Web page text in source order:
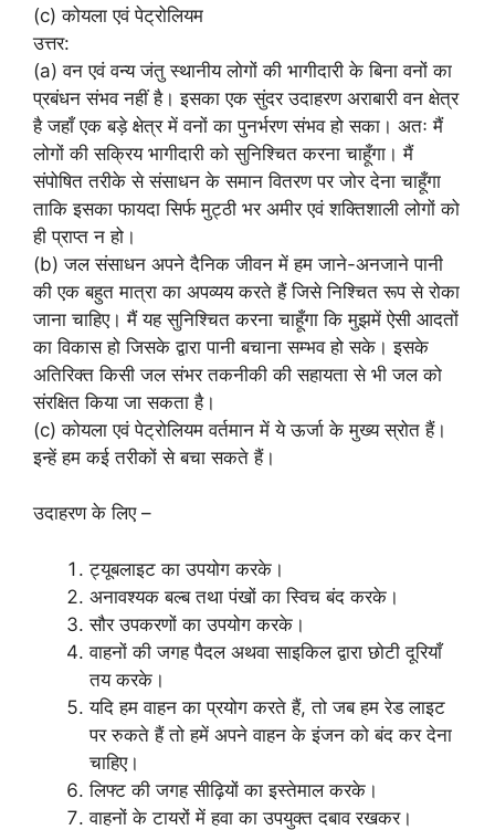
(c) कोयला एवं पेट्रोलियम
उत्तर:
(a) वन एवं वन्य जंतु स्थानीय लोगों की भागीदारी के बिना वनों का
प्रबंधन संभव नहीं है। इसका एक सुंदर उदाहरण अराबारी वन क्षेत्र
है जहाँ एक बड़े क्षेत्र में वनों का पुनर्भरण संभव हो सका। अतः मैं
लोगों की सक्रिय भागीदारी को सुनिश्चित करना चाहूँगा। मैं
संपोषित तरीके से संसाधन के समान वितरण पर जोर देना चाहूँगा
ताकि इसका फायदा सिर्फ मुट्ठी भर अमीर एवं शक्तिशाली लोगों को
ही प्राप्त न हो।
(b) जल संसाधन अपने दैनिक जीवन में हम जाने-अनजाने पानी
की एक बहुत मात्रा का अपव्यय करते हैं जिसे निश्चित रूप से रोका
जाना चाहिए। मैं यह सुनिश्चित करना चाहूँगा कि मुझमें ऐसी आदतों
का विकास हो जिसके द्वारा पानी बचाना सम्भव हो सके। इसके
अतिरिक्त किसी जल संभर तकनीकी की सहायता से भी जल को
संरक्षित किया जा सकता है।
(c) कोयला एवं पेट्रोलियम वर्तमान में ये ऊर्जा के मुख्य स्रोत हैं।
इन्हें हम कई तरीकों से बचा सकते हैं।
उदाहरण के लिए –
ट्यूबलाइट का उपयोग करके।
अनावश्यक बल्ब तथा पंखों का स्विच बंद करके।
सौर उपकरणों का उपयोग करके।
वाहनों की जगह पैदल अथवा साइकिल द्वारा छोटी दूरियाँ
तय करके।
यदि हम वाहन का प्रयोग करते हैं, तो जब हम रेड लाइट
पर रुकते हैं तो हमें अपने वाहन के इंजन को बंद कर देना
चाहिए।
लिफ्ट की जगह सीढ़ियों का इस्तेमाल करके।
वाहनों के टायरों में हवा का उपयुक्त दबाव रखकर।